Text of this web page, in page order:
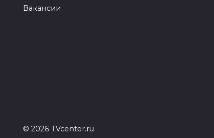
Вакансии
© 2026 TVcenter.ru